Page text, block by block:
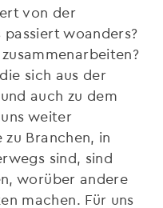
von der
woanders?
sich aus der
auch zu dem
weiter
Branchen, in
sind, sind
worüber andere
machen. Für uns